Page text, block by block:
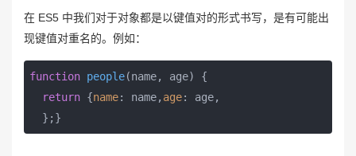
在 ES5 中我们对于对象都是以键值对的形式书写，是有可能出
现键值对重名的。例如：
function people(name, age) {
return {name: name, age: age,
};}